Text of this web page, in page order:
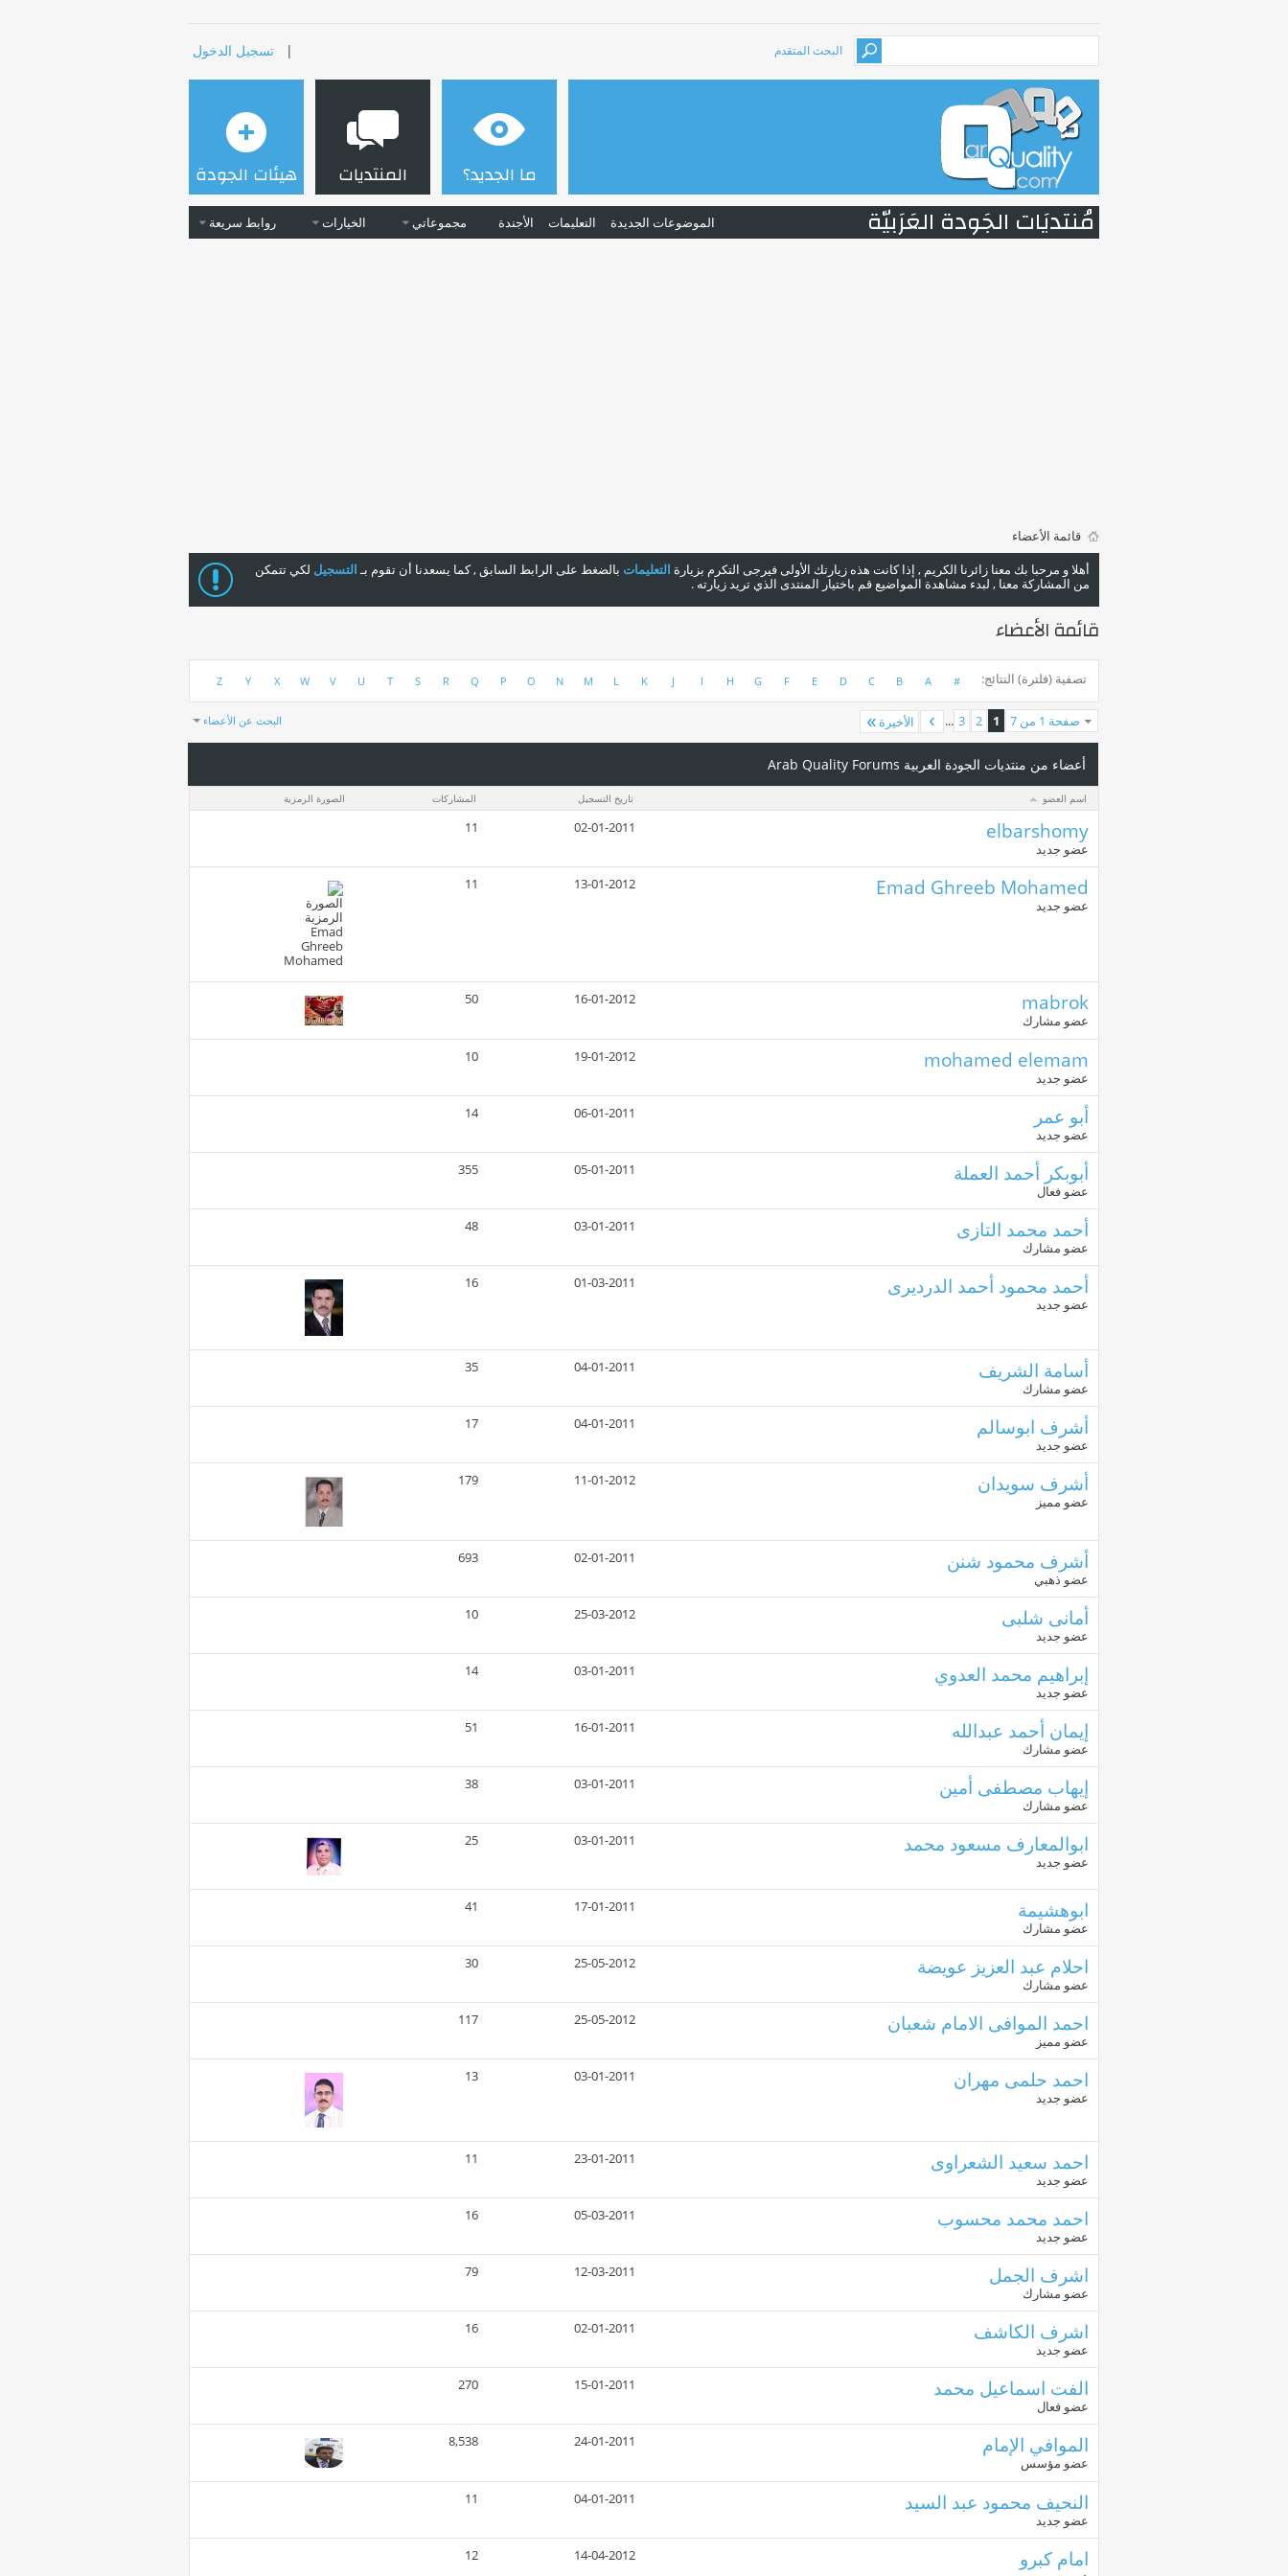
البحث المتقدم | تسجيل الدخول
ما الجديد؟ المنتديات
الموضوعات الجديدة التعليمات الأجندة مجموعاتي الخيارات روابط سريعة
هيئات الجودة
مُنتديَات الجَودة العَرَبيّة
قائمة الأعضاء
أهلا و مرحبا بك معنا زائرنا الكريم , إذا كانت هذه زيارتك الأولى فيرجى التكرم بزيارة التعليمات بالضغط على الرابط السابق , كما يسعدنا أن تقوم بـالتسجيل لكي تتمكن
من المشاركة معنا , لبدء مشاهدة المواضيع قم باختيار المنتدى الذي تريد زيارته .
قائمة الأعضاء
تصفية (فلترة) النتائج #
A
B
C
D
E
F
G
H
I
J
K
L
M
N
O
P
Q
R
S
T
U
V
W
X
Y
Z
صفحة 1 من 7 1
2
3
... الأخيرة البحث عن الأعضاء
أعضاء من منتديات الجودة العربية Arab Quality Forums
اسم العضو تاريخ التسجيل المشاركات الصورة الرمزية
elbarshomy
عضو جديد
02-01-2011
11
Emad Ghreeb Mohamed
عضو جديد
13-01-2012
11
mabrok
عضو مشارك
16-01-2012
50
mohamed elemam
عضو جديد
19-01-2012
10
أبو عمر
عضو جديد
06-01-2011
14
أبوبكر أحمد العملة
عضو فعال
05-01-2011
355
أحمد محمد التازى
عضو مشارك
03-01-2011
48
أحمد محمود أحمد الدرديرى
عضو جديد
01-03-2011
16
أسامة الشريف
عضو مشارك
04-01-2011
35
أشرف ابوسالم
عضو جديد
04-01-2011
17
أشرف سويدان
عضو مميز
11-01-2012
179
أشرف محمود شنن
عضو ذهبي
02-01-2011
693
أمانى شلبى
عضو جديد
25-03-2012
10
إبراهيم محمد العدوي
عضو جديد
03-01-2011
14
إيمان أحمد عبدالله
عضو مشارك
16-01-2011
51
إيهاب مصطفى أمين
عضو مشارك
03-01-2011
38
ابوالمعارف مسعود محمد
عضو جديد
03-01-2011
25
ابوهشيمة
عضو مشارك
17-01-2011
41
احلام عبد العزيز عويضة
عضو مشارك
25-05-2012
30
احمد الموافى الامام شعبان
عضو مميز
25-05-2012
117
احمد حلمى مهران
عضو جديد
03-01-2011
13
احمد سعيد الشعراوى
عضو جديد
23-01-2011
11
احمد محمد محسوب
عضو جديد
05-03-2011
16
اشرف الجمل
عضو مشارك
12-03-2011
79
اشرف الكاشف
عضو جديد
02-01-2011
16
الفت اسماعيل محمد
عضو فعال
15-01-2011
270
الموافي الإمام
عضو مؤسس
24-01-2011
8,538
النحيف محمود عبد السيد
عضو جديد
04-01-2011
11
امام كبرو 14-04-2012
12